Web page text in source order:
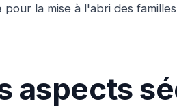
pour la mise à l'abri des
aspects